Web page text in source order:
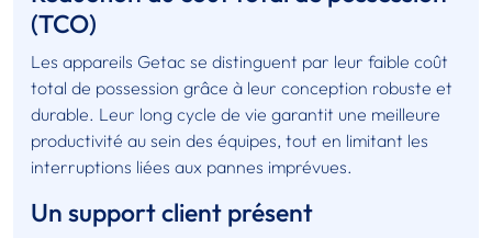
(TCO)
Les appareils Getac se distinguent par leur faible coût
total de possession grâce à leur conception robuste et
durable. Leur long cycle de vie garantit une meilleure
productivité au sein des équipes, tout en limitant les
interruptions liées aux pannes imprévues.
Un support client présent